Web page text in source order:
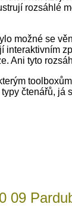
rozsáhlé
možné se
interaktivním
Ani tyto
čtenářů,
09